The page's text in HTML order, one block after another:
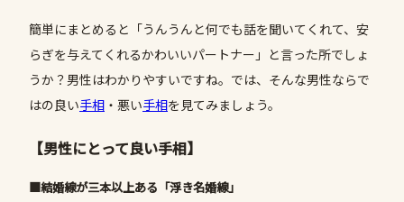
簡単にまとめると「うんうんと何でも話を聞いてくれて、安
らぎを与えてくれるかわいいパートナー」と言った所でしょ
うか？男性はわかりやすいですね。では、そんな男性ならで
はの良い手相 ・悪い手相を見てみましょう。
【男性にとって良い手相】
■結婚線が三本以上ある「浮き名婚線」